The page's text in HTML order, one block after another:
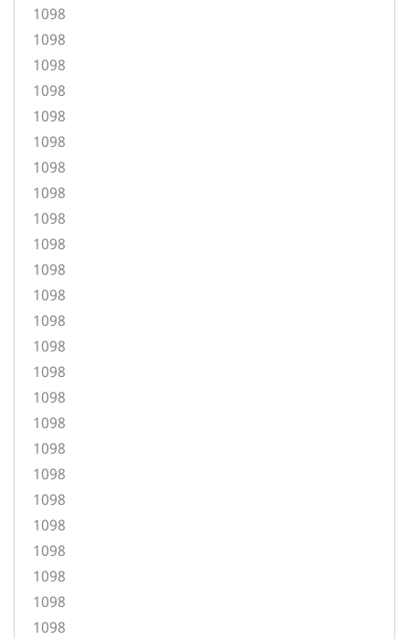
1098
1098
1098
1098
1098
1098
1098
1098
1098
1098
1098
1098
1098
1098
1098
1098
1098
1098
1098
1098
1098
1098
1098
1098
1098